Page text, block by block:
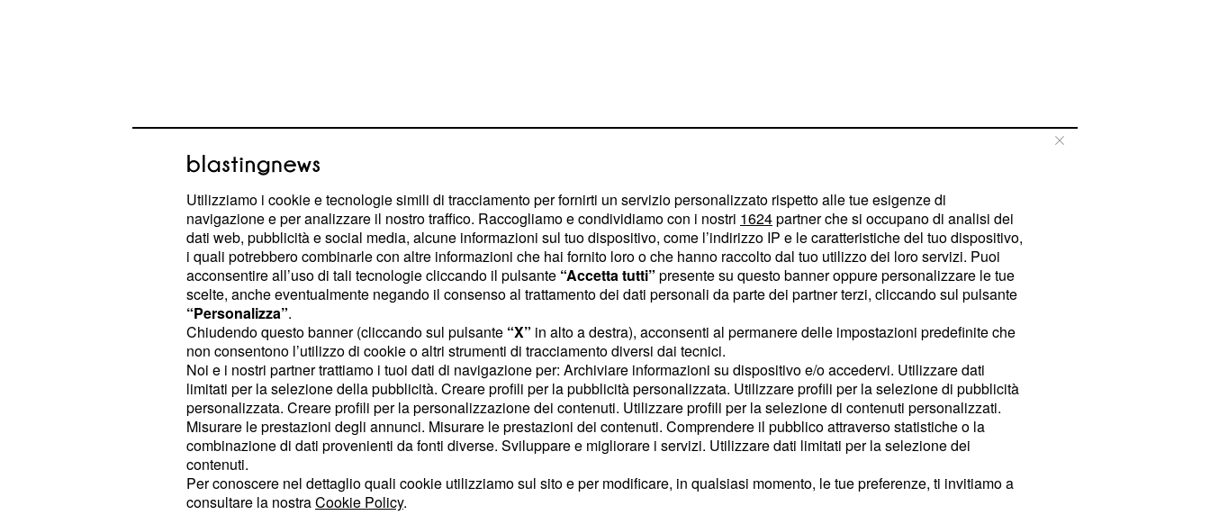
Nel lavoro è necessario portare avanti solamente i progetti
preferiti.
Gemelli: la relazione amorosa deve cercare di superare
alcuni problemi. I cuori solitari devono essere circondati da
persone molto più simpatiche. Nel campo lavorativo ci
possono essere troppe tensioni e rallentamenti.
Cancro: chi cerca l'amore è pronto ad approfondire la
conoscenza con una persona. Il punto debole della vita
Utilizziamo i cookie e tecnologie simili di tracciamento per fornirti un servizio personalizzato rispetto alle tue esigenze di
navigazione e per analizzare il nostro traffico. Raccogliamo e condividiamo con i nostri 1624partner che si occupano di analisi dei
dati web, pubblicità e social media, alcune informazioni sul tuo dispositivo, come l’indirizzo IP e le caratteristiche del tuo dispositivo,
i quali potrebbero combinarle con altre informazioni che hai fornito loro o che hanno raccolto dal tuo utilizzo dei loro servizi. Puoi
acconsentire all’uso di tali tecnologie cliccando il pulsante “Accetta tutti” presente su questo banner oppure personalizzare le tue
scelte, anche eventualmente negando il consenso al trattamento dei dati personali da parte dei partner terzi, cliccando sul pulsante
“Personalizza”.
Chiudendo questo banner (cliccando sul pulsante “X” in alto a destra), acconsenti al permanere delle impostazioni predefinite che
non consentono l’utilizzo di cookie o altri strumenti di tracciamento diversi dai tecnici.
Noi e i nostri partner trattiamo i tuoi dati di navigazione per: Archiviare informazioni su dispositivo e/o accedervi. Utilizzare dati
limitati per la selezione della pubblicità. Creare profili per la pubblicità personalizzata. Utilizzare profili per la selezione di pubblicità
personalizzata. Creare profili per la personalizzazione dei contenuti. Utilizzare profili per la selezione di contenuti personalizzati.
Misurare le prestazioni degli annunci. Misurare le prestazioni dei contenuti. Comprendere il pubblico attraverso statistiche o la
combinazione di dati provenienti da fonti diverse. Sviluppare e migliorare i servizi. Utilizzare dati limitati per la selezione dei
contenuti.
Per conoscere nel dettaglio quali cookie utilizziamo sul sito e per modificare, in qualsiasi momento, le tue preferenze, ti invitiamo a
consultare la nostraCookie Policy.